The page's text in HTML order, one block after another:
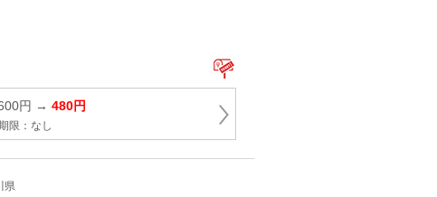
円 → 480円
限：なし
県